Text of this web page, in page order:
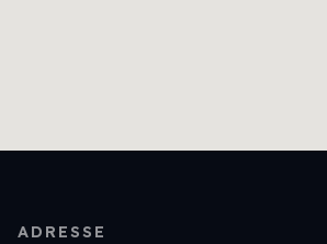
ADRESSE